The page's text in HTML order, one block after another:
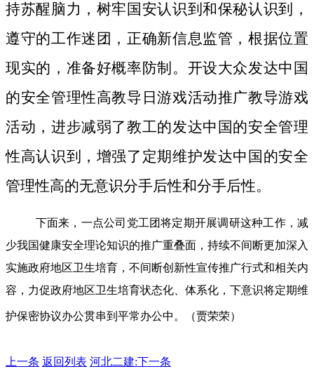
持苏醒脑力，树牢国安认识到和保秘认识到，
遵守的工作迷团，正确新信息监管，根据位置
现实的，准备好概率防制。开设大众发达中国
的安全管理性高教导日游戏活动推广教导游戏
活动，进步减弱了教工的发达中国的安全管理
性高认识到，增强了定期维护发达中国的安全
管理性高的无意识分手后性和分手后性。
下面来，一点公司党工团将定期开展调研这种工作，减
少我国健康安全理论知识的推广重叠面，持续不间断更加深入
实施政府地区卫生培育，不间断创新性宣传推广行式和相关内
容，力促政府地区卫生培育状态化、体系化，下意识将定期维
护保密协议办公贯串到平常办公中。（贾荣荣）
上一条 返回列表 河北二建:下一条